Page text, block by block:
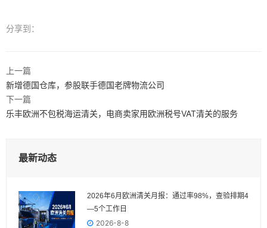
分享到：
上一篇
新增德国仓库，参股联手德国老牌物流公司
下一篇
乐丰欧洲不包税海运清关，电商卖家用欧洲税号VAT清关的服务
最新动态
2026年6月欧洲清关月报：通过率98%，查验排期4
—5个工作日
2026-8-8